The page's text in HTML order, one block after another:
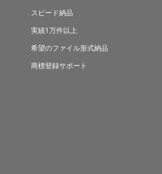
スピード納品
実績1万件以上
希望のファイル形式納品
商標登録サポート